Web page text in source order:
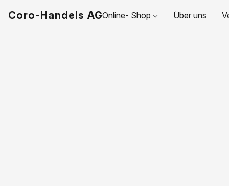
Coro-Handels AGOnline- Shop Über uns